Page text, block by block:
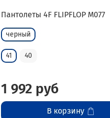
Пантолеты 4F FLIPFLOP M077
черный
41 40
1 992 руб
В корзину